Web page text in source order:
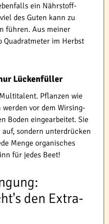
ein Nährstoff-
des Guten kann zu
führen. Aus meiner
im Herbst
Lückenfüller
Pflanzen wie
vor dem Wirsing-
Boden eingearbeitet. Sie
sondern unterdrücken
Menge organisches
für jedes Beet!
den Extra-